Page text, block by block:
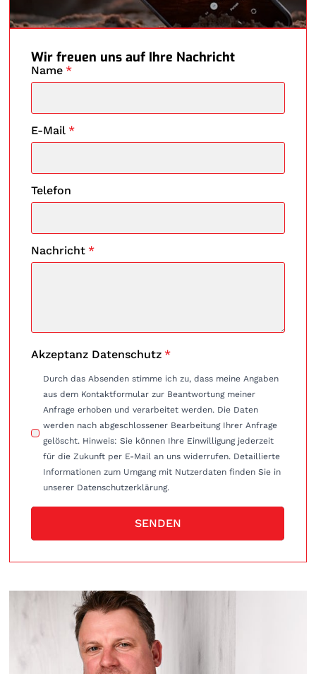
Wir freuen uns auf Ihre Nachricht
Name *
E-Mail *
Telefon
Nachricht *
Akzeptanz Datenschutz *
Durch das Absenden stimme ich zu, dass meine Angaben
aus dem Kontaktformular zur Beantwortung meiner
Anfrage erhoben und verarbeitet werden. Die Daten
werden nach abgeschlossener Bearbeitung Ihrer Anfrage
gelöscht. Hinweis: Sie können Ihre Einwilligung jederzeit
für die Zukunft per E-Mail an uns widerrufen. Detaillierte
Informationen zum Umgang mit Nutzerdaten finden Sie in
unserer Datenschutzerklärung.
SENDEN